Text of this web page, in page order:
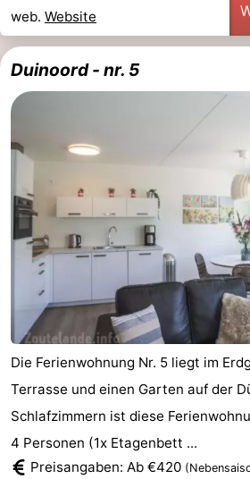
Forum
Route
-
Parken
Reisebuchshop
Adressen
Region
Zeeland
Schouwen-
Duiveland
-
Renesse
-
Bruinisse
-
web. Website
Duinoord - nr. 5
Die Ferienwohnung Nr. 5 liegt im
Terrasse und einen Garten auf der
Schlafzimmern ist diese
4 Personen (1x Etagenbett ...
Preisangaben: Ab €420